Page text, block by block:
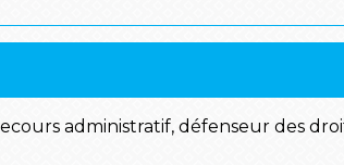
administratif, défenseur des